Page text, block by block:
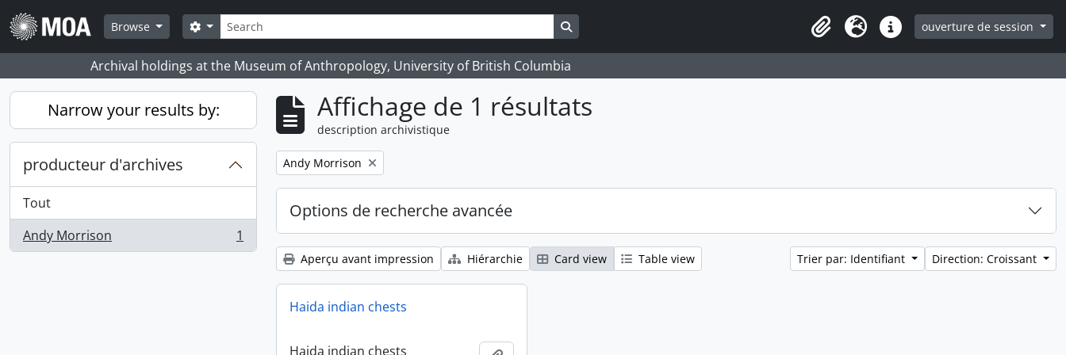
Skip to main content
Browse
Rechercher
Search options Search in browse page
ClipboardLangueLiens rapidesouverture de session
Archival holdings at the Museum of Anthropology, University of British Columbia
Narrow your results by:
producteur d'archives
Tout
Andy Morrison
, 1 résultats 1
Affichage de 1 résultats
description archivistique
Remove filter:
Andy Morrison
Options de recherche avancée
Aperçu avant impression Hiérarchie Card view Table view Trier par: Identifiant Direction: Croissant
Haida indian chests
Haida indian chests